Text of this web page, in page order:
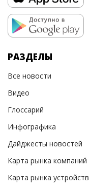
РАЗДЕЛЫ
Все новости
Видео
Глоссарий
Инфографика
Дайджесты новостей
Карта рынка компаний
Карта рынка устройств